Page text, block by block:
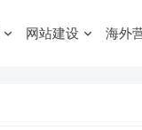
网站建设 海外